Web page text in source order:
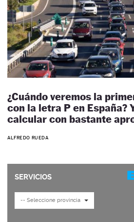
¿Cuándo veremos la
con la letra P en España?
calcular con bastante
ALFREDO RUEDA